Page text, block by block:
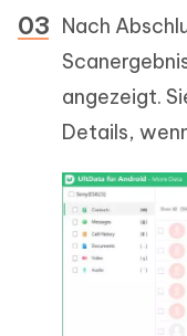
Nach
angezeigt.
Details,